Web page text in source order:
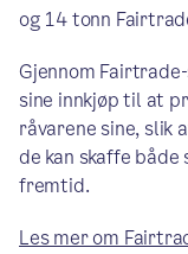
og 14 tonn
Gjennom
sine innkjøp til at
råvarene sine, slik
de kan skaffe både
fremtid.
Les mer om